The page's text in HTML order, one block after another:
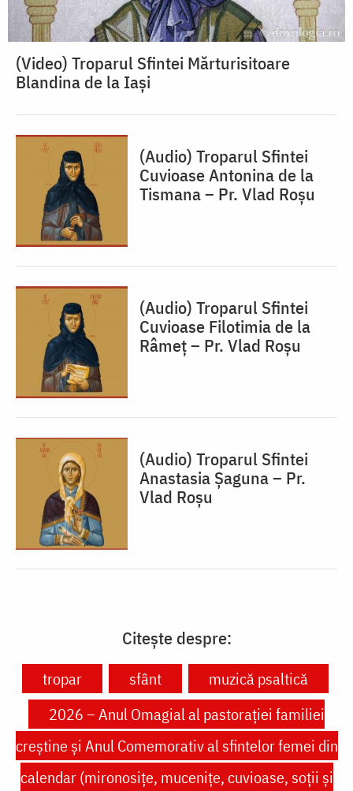
(Video) Troparul Sfintei Mărturisitoare
Blandina de la Iași
(Audio) Troparul Sfintei
Cuvioase Antonina de la
Tismana – Pr. Vlad Roșu
(Audio) Troparul Sfintei
Cuvioase Filotimia de la
Râmeț – Pr. Vlad Roșu
(Audio) Troparul Sfintei
Anastasia Șaguna – Pr.
Vlad Roșu
Citește despre:
tropar sfânt
muzică psaltică
2026 – Anul Omagial al pastorației familiei
creștine și Anul Comemorativ al sfintelor femei din
calendar (mironosițe, mucenițe, cuvioase, soții și